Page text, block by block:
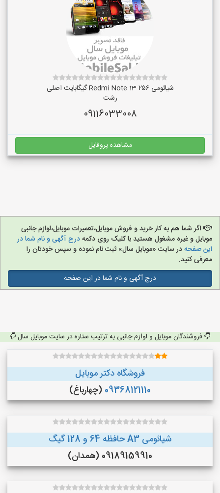
شیائومی Redmi Note 13 ۲۵۶ گیگابایت اصلی
رشت
09116033008
مشاهده پروفایل
اگر شما هم به کار خرید و فروش موبایل،تعمیرات موبایل،لوازم جانبی
موبایل و غیره مشغول هستید با کلیک روی دکمهدرج آگهی و نام شما در
این صفحهدر سایت «موبایل سال» ثبت نام نموده و سپس خودتان را
معرفی کنید.
درج آگهی و نام شما در این صفحه
فروشندگان موبایل و لوازم جانبی به ترتیب ستاره در سایت موبایل سال
فروشگاه دکتر موبایل
09368121110 (چهارباغ)
شیائومی A3 حافظه 64 و 128 گیگ
09189159910 (همدان)